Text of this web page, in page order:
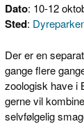
Dato: 10-12
Sted:
Der er en
gange flere
zoologisk have i
gerne vil
selvfølgelig